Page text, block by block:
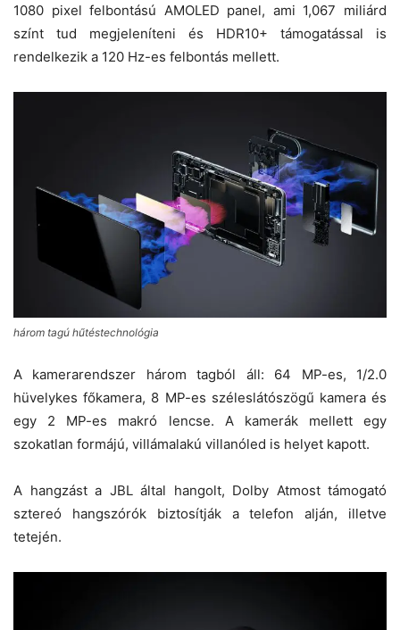
1080 pixel felbontású AMOLED panel, ami 1,067 miliárd
színt tud megjeleníteni és HDR10+ támogatással is
rendelkezik a 120 Hz-es felbontás mellett.
három tagú hűtéstechnológia
A kamerarendszer három tagból áll: 64 MP-es, 1/2.0
hüvelykes főkamera, 8 MP-es széleslátószögű kamera és
egy 2 MP-es makró lencse. A kamerák mellett egy
szokatlan formájú, villámalakú villanóled is helyet kapott.
A hangzást a JBL által hangolt, Dolby Atmost támogató
sztereó hangszórók biztosítják a telefon alján, illetve
tetején.